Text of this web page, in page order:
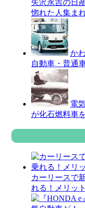
矢沢永吉の日
惚れた人集ま
か
自動車・普通
電
が化石燃料車
カーリースで
れる！メリッ